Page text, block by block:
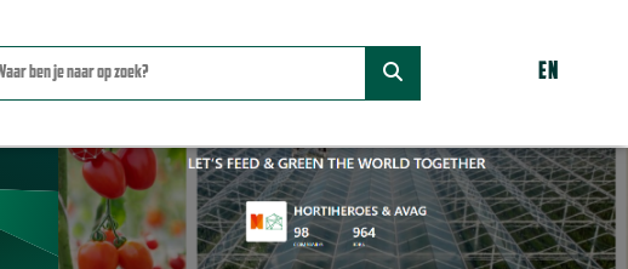
EN